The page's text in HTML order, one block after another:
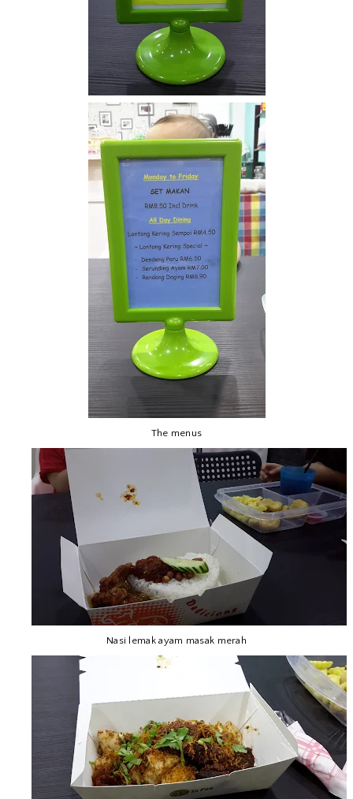
The menus
Nasi lemak ayam masak merah